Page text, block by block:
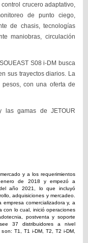
crucero adaptativo,
de punto ciego,
de chasis, tecnologías
maniobras, circulación
S08 i-DM busca
sus trayectos diarios. La
con una oferta de
las gamas de JETOUR
y a los requerimientos
de 2018 y empezó a
año 2021, lo que incluyó
adquisiciones y mercadeo.
comercializadora y, a
con lo cual, inició operaciones
postventa y soporte
37 distribuidores a nivel
T1, T1 i-DM, T2, T2 i-DM,